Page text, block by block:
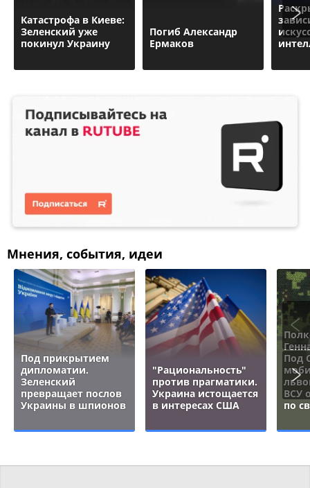
Катастрофа в Киеве:
Зеленский уже
покинул Украину
Погиб Александр
Ермаков
Мнения, события, идеи
Под прикрытием
дипломатии.
Зеленский
превращает послов
Украины в шпионов
"Рациональность"
против прагматики.
Украина истощается
в интересах США
Под
ВСУ
по